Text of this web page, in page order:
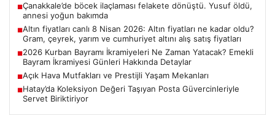
■Çanakkale’de böcek ilaçlaması felakete dönüştü. Yusuf öldü,
annesi yoğun bakımda
■Altın fiyatları canlı 8 Nisan 2026: Altın fiyatları ne kadar oldu?
Gram, çeyrek, yarım ve cumhuriyet altını alış satış fiyatları
■2026 Kurban Bayramı İkramiyeleri Ne Zaman Yatacak? Emekli
Bayram İkramiyesi Günleri Hakkında Detaylar
■Açık Hava Mutfakları ve Prestijli Yaşam Mekanları
■Hatay’da Koleksiyon Değeri Taşıyan Posta Güvercinleriyle
Servet Biriktiriyor